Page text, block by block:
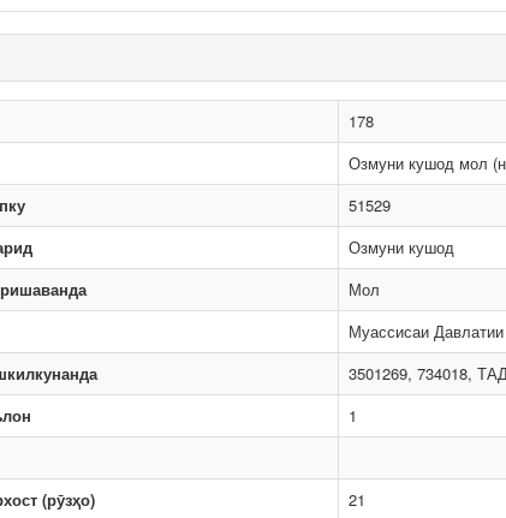
178
Озмуни кушод мол
51529
Озмуни кушод
Мол
Муассисаи
3501269, 734018,
1
(рӯзҳо)
21